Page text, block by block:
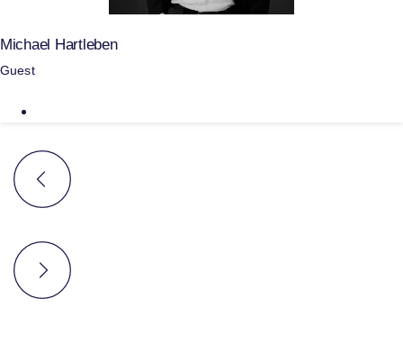
Michael Hartleben
Guest